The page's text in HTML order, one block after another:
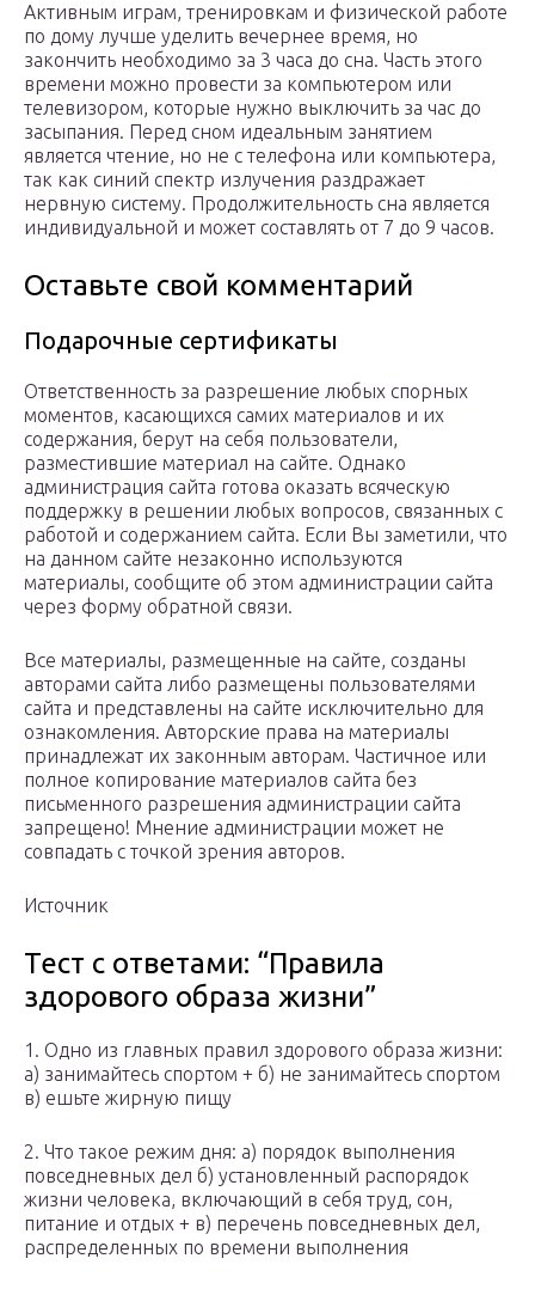
Активным играм, тренировкам и физической работе
по дому лучше уделить вечернее время, но
закончить необходимо за 3 часа до сна. Часть этого
времени можно провести за компьютером или
телевизором, которые нужно выключить за час до
засыпания. Перед сном идеальным занятием
является чтение, но не с телефона или компьютера,
так как синий спектр излучения раздражает
нервную систему. Продолжительность сна является
индивидуальной и может составлять от 7 до 9 часов.
Оставьте свой комментарий
Подарочные сертификаты
Ответственность за разрешение любых спорных
моментов, касающихся самих материалов и их
содержания, берут на себя пользователи,
разместившие материал на сайте. Однако
администрация сайта готова оказать всяческую
поддержку в решении любых вопросов, связанных с
работой и содержанием сайта. Если Вы заметили, что
на данном сайте незаконно используются
материалы, сообщите об этом администрации сайта
через форму обратной связи.
Все материалы, размещенные на сайте, созданы
авторами сайта либо размещены пользователями
сайта и представлены на сайте исключительно для
ознакомления. Авторские права на материалы
принадлежат их законным авторам. Частичное или
полное копирование материалов сайта без
письменного разрешения администрации сайта
запрещено! Мнение администрации может не
совпадать с точкой зрения авторов.
Источник
Тест с ответами: “Правила
здорового образа жизни”
1. Одно из главных правил здорового образа жизни:
а) занимайтесь спортом + б) не занимайтесь спортом
в) ешьте жирную пищу
2. Что такое режим дня: а) порядок выполнения
повседневных дел б) установленный распорядок
жизни человека, включающий в себя труд, сон,
питание и отдых + в) перечень повседневных дел,
распределенных по времени выполнения